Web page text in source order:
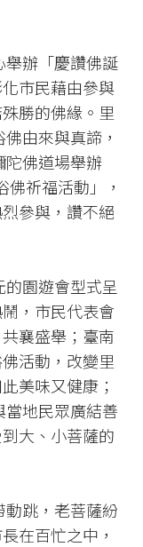
舉辦「慶讚佛誕
市民藉由參與
勝的佛緣。里
由來與真諦，
陀佛道場舉辦
佛祈福活動」，
參與，讚不絕
園遊會型式呈
，市民代表會
襄盛舉；臺南
活動，改變里
美味又健康；
地民眾廣結善
大、小菩薩的
跳，老菩薩紛
在百忙之中，